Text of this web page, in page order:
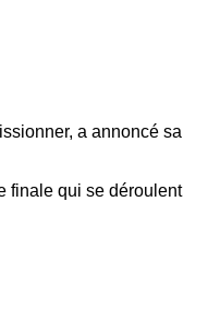
a annoncé sa
finale qui se déroulent